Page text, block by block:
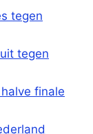
tegen
tegen
finale